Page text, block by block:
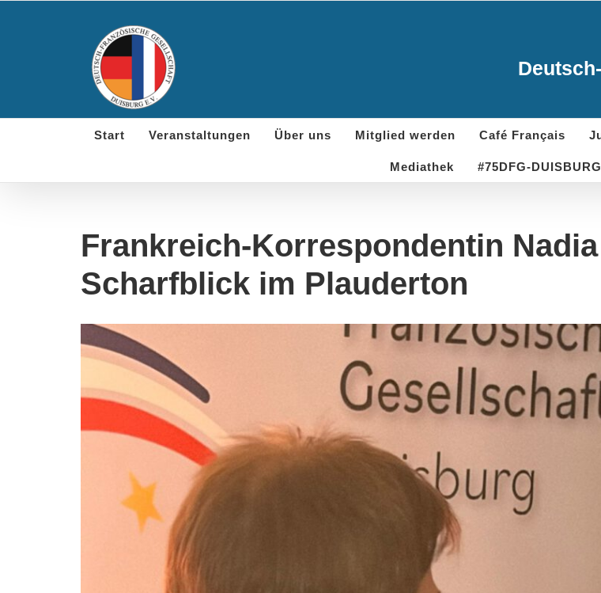
Start Veranstaltungen Über uns Mitglied werden Café Français
Mediathek #75DFG-DUISBURG
Frankreich-Korrespondentin
Scharfblick im Plauderton